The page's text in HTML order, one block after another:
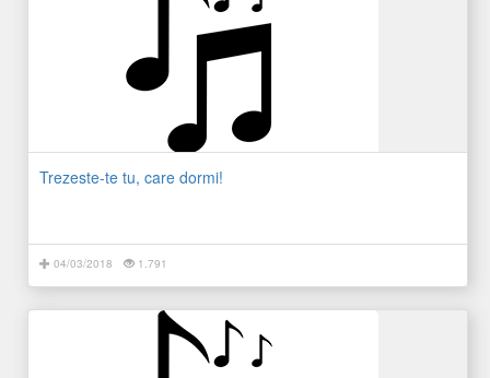
Trezeste-te tu, care dormi!
04/03/2018 1.791